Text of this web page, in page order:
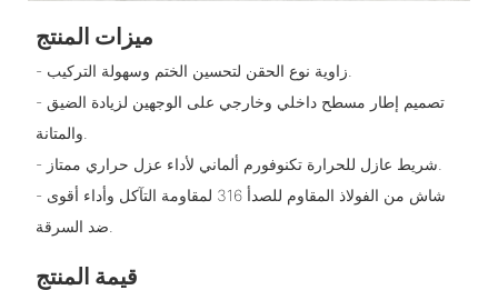
ميزات المنتج
- زاوية نوع الحقن لتحسين الختم وسهولة التركيب.
- تصميم إطار مسطح داخلي وخارجي على الوجهين لزيادة الضيق
والمتانة.
- شريط عازل للحرارة تكنوفورم ألماني لأداء عزل حراري ممتاز.
- شاش من الفولاذ المقاوم للصدأ 316 لمقاومة التآكل وأداء أقوى
ضد السرقة.
قيمة المنتج